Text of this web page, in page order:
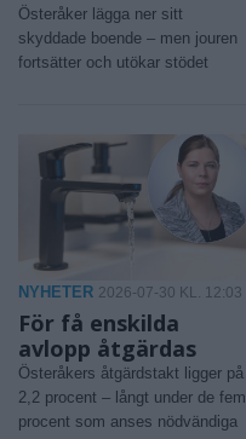
Österåker lägga ner sitt
skyddade boende – men jouren
fortsätter och utökar stödet
NYHETER 2026-07-30 KL. 12:03
För få enskilda
avlopp åtgärdas
Österåkers åtgärdstakt ligger på
2,2 procent – långt under de fem
procent som anses nödvändiga